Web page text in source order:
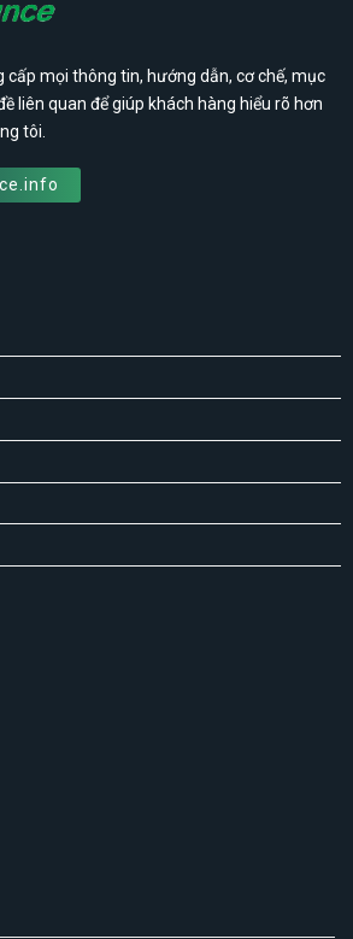
mọi thông tin, hướng dẫn, cơ chế, mục
liên quan để giúp khách hàng hiểu rõ hơn
tôi.